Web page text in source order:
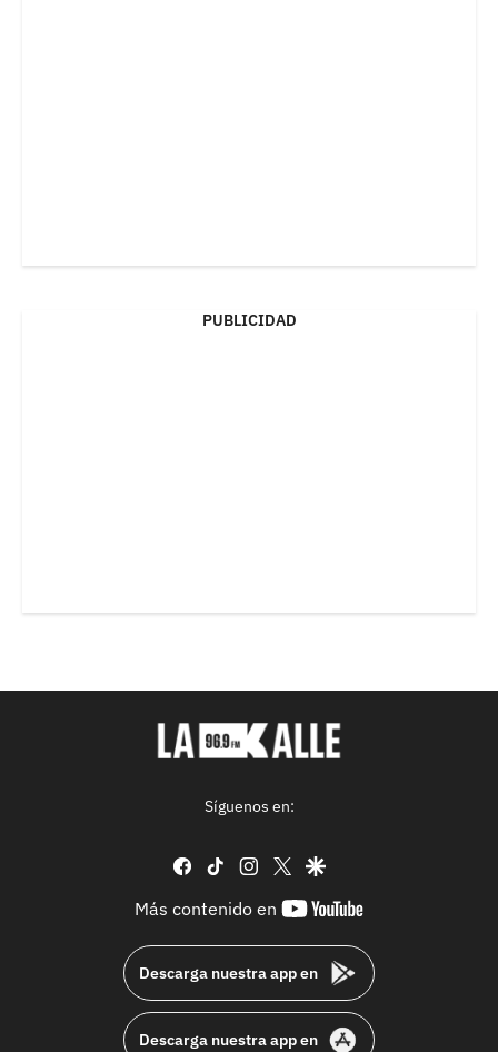
PUBLICIDAD
Síguenos en:
facebook
tiktok instagram
twittergoogle
Más contenido en
youtube-
Descarga nuestra app en
Descarga nuestra app en